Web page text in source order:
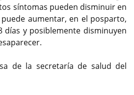
síntomas pueden disminuir en
aumentar, en el posparto,
días y posiblemente disminuyen
de la secretaría de salud del